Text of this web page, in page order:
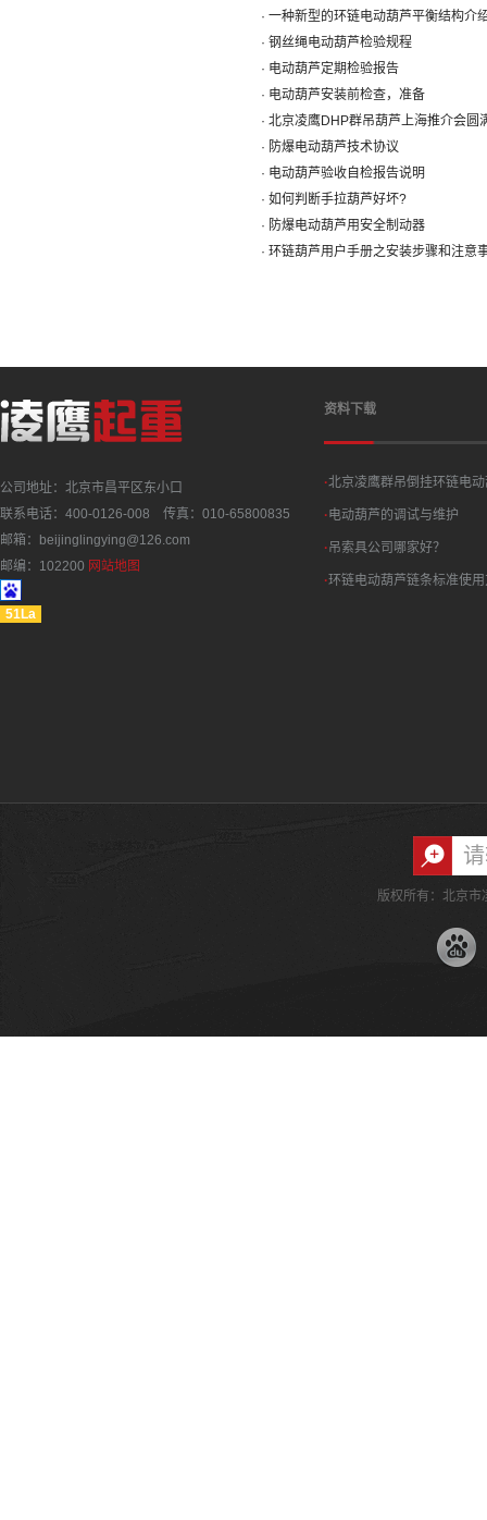
· 一种新型的环链电动葫芦平衡结构介
· 钢丝绳电动葫芦检验规程
· 电动葫芦定期检验报告
· 电动葫芦安装前检查，准备
· 北京凌鹰DHP群吊葫芦上海推介会圆
· 防爆电动葫芦技术协议
· 电动葫芦验收自检报告说明
· 如何判断手拉葫芦好坏?
· 防爆电动葫芦用安全制动器
· 环链葫芦用户手册之安装步骤和注意
公司地址：北京市昌平区东小口
联系电话：400-0126-008 传真：010-65800835
邮箱：beijinglingying@126.com
邮编：102200 网站地图
51La
资料下载
·北京凌鹰群吊倒挂环链电
·电动葫芦的调试与维护
·吊索具公司哪家好？
·环链电动葫芦链条标准使
版权所有：北京